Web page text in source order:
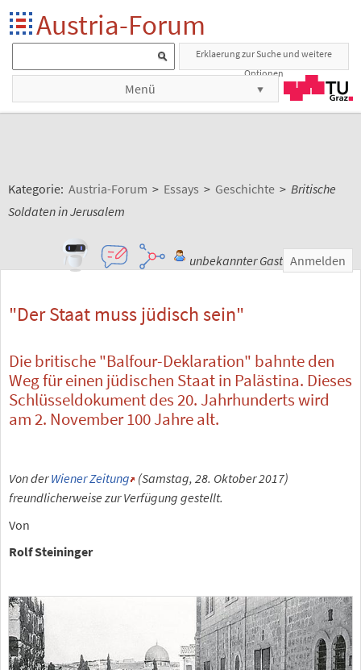
Austria-Forum
Erklaerung zur Suche und weitere
Optionen
Menü
Kategorie: Austria-Forum > Essays > Geschichte > Britische
Soldaten in Jerusalem
unbekannter Gast Anmelden
"Der Staat muss jüdisch sein"
Die britische "Balfour-Deklaration" bahnte den
Weg für einen jüdischen Staat in Palästina. Dieses
Schlüsseldokument des 20. Jahrhunderts wird
am 2. November 100 Jahre alt.
Von derWiener Zeitung (Samstag, 28. Oktober 2017)
freundlicherweise zur Verfügung gestellt.
Von
Rolf Steininger